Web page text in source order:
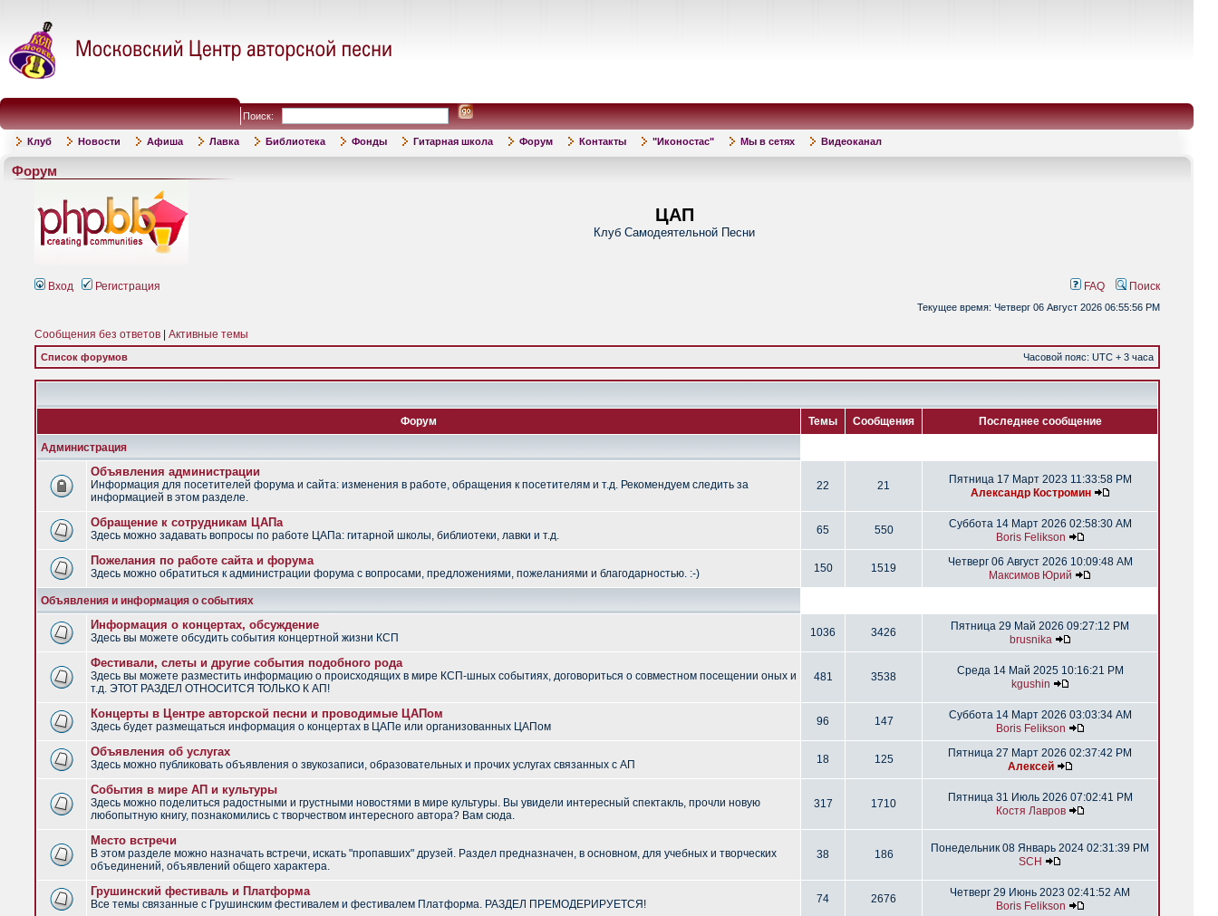
Поиск:
Клуб Новости Афиша Лавка Библиотека Фонды Гитарная школа Форум Контакты "Иконостас" Мы в сетях Видеоканал
Форум
ЦАП
Клуб Самодеятельной Песни
Вход Регистрация FAQ Поиск
Текущее время: Четверг 06 Август 2026 06:55:56 PM
Сообщения без ответов Активные темы
Список форумов Часовой пояс: UTC + 3 часа
Форум Темы Сообщения Последнее сообщение
Администрация
Объявления администрации
Информация для посетителей форума и сайта: изменения в работе, обращения к посетителям и т.д. Рекомендуем следить за
информацией в этом разделе.
22 21
Пятница 17 Март 2023 11:33:58 PM
Александр Костромин
Обращение к сотрудникам ЦАПа
Здесь можно задавать вопросы по работе ЦАПа: гитарной школы, библиотеки, лавки и т.д. 65 550
Суббота 14 Март 2026 02:58:30 AM
Boris Felikson
Пожелания по работе сайта и форума
Здесь можно обратиться к администрации форума с вопросами, предложениями, пожеланиями и благодарностью. :-) 150 1519
Четверг 06 Август 2026 10:09:48 AM
Максимов Юрий
Объявления и информация о событиях
Информация о концертах, обсуждение
Здесь вы можете обсудить события концертной жизни КСП 1036 3426
Пятница 29 Май 2026 09:27:12 PM
brusnika
Фестивали, слеты и другие события подобного рода
Здесь вы можете разместить информацию о происходящих в мире КСП-шных событиях, договориться о совместном посещении оных и
т.д. ЭТОТ РАЗДЕЛ ОТНОСИТСЯ ТОЛЬКО К АП!
481 3538
Среда 14 Май 2025 10:16:21 PM
kgushin
Концерты в Центре авторской песни и проводимые ЦАПом
Здесь будет размещаться информация о концертах в ЦАПе или организованных ЦАПом 96 147
Суббота 14 Март 2026 03:03:34 AM
Boris Felikson
Объявления об услугах
Здесь можно публиковать объявления о звукозаписи, образовательных и прочих услугах связанных с АП 18 125
Пятница 27 Март 2026 02:37:42 PM
Алексей
События в мире АП и культуры
Здесь можно поделиться радостными и грустными новостями в мире культуры. Вы увидели интересный спектакль, прочли новую
любопытную книгу, познакомились с творчеством интересного автора? Вам сюда.
317 1710
Пятница 31 Июль 2026 07:02:41 PM
Костя Лавров
Место встречи
В этом разделе можно назначать встречи, искать "пропавших" друзей. Раздел предназначен, в основном, для учебных и творческих
объединений, объявлений общего характера.
38 186
Понедельник 08 Январь 2024 02:31:39 PM
SCH
Грушинский фестиваль и Платформа
Все темы связанные с Грушинским фестивалем и фестивалем Платформа. РАЗДЕЛ ПРЕМОДЕРИРУЕТСЯ! 74 2676
Четверг 29 Июнь 2023 02:41:52 AM
Boris Felikson